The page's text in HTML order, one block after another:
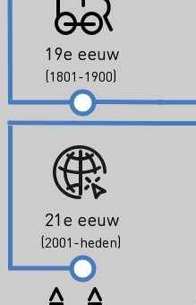
19e eeuw
(1801-1900)
21e eeuw
(2001-heden)